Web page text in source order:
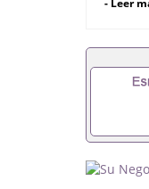
以根
国企/
了
毕
育
文
业证
买假
- Leer